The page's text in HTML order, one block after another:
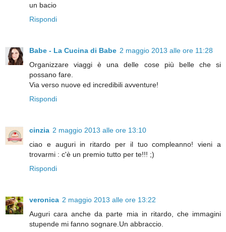
un bacio
Rispondi
Babe - La Cucina di Babe 2 maggio 2013 alle ore 11:28
Organizzare viaggi è una delle cose più belle che si
possano fare.
Via verso nuove ed incredibili avventure!
Rispondi
cinzia 2 maggio 2013 alle ore 13:10
ciao e auguri in ritardo per il tuo compleanno! vieni a
trovarmi : c'è un premio tutto per te!!! ;)
Rispondi
veronica 2 maggio 2013 alle ore 13:22
Auguri cara anche da parte mia in ritardo, che immagini
stupende mi fanno sognare.Un abbraccio.